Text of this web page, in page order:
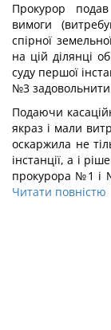
Прокурор
вимоги
спірної
на цій ділянці
суду першої
№3
Подаючи
якраз і мали
оскаржила не
інстанції, а і
прокурора №1 і
Читати повністю